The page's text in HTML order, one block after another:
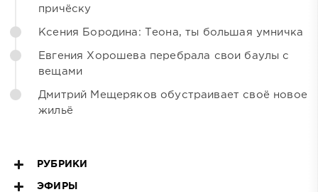
причёску
Ксения Бородина: Теона, ты большая умничка
Евгения Хорошева перебрала свои баулы с
вещами
Дмитрий Мещеряков обустраивает своё новое
жильё
РУБРИКИ
ЭФИРЫ